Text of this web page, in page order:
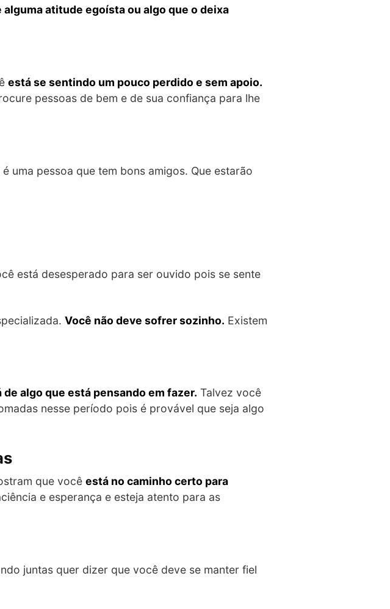
atitude egoísta ou algo que o deixa
está se sentindo um pouco perdido e sem apoio.
pessoas de bem e de sua confiança para lhe
uma pessoa que tem bons amigos. Que estarão
está desesperado para ser ouvido pois se sente
Você não deve sofrer sozinho. Existem
algo que está pensando em fazer. Talvez você
nesse período pois é provável que seja algo
que você está no caminho certo para
e esperança e esteja atento para as
juntas quer dizer que você deve se manter fiel